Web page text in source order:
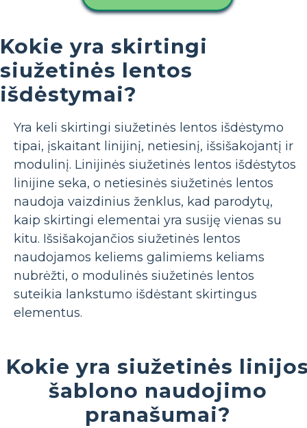
Kokie yra skirtingi
siužetinės lentos
išdėstymai?
Yra keli skirtingi siužetinės lentos išdėstymo
tipai, įskaitant linijinį, netiesinį, išsišakojantį ir
modulinį. Linijinės siužetinės lentos išdėstytos
linijine seka, o netiesinės siužetinės lentos
naudoja vaizdinius ženklus, kad parodytų,
kaip skirtingi elementai yra susiję vienas su
kitu. Išsišakojančios siužetinės lentos
naudojamos keliems galimiems keliams
nubrėžti, o modulinės siužetinės lentos
suteikia lankstumo išdėstant skirtingus
elementus.
Kokie yra siužetinės
šablono naudojimo
pranašumai?